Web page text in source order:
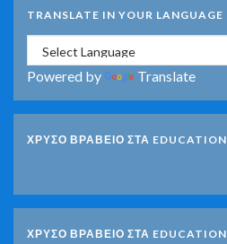
TRANSLATE IN YOUR LANGUAGE
Powered by Translate
ΧΡΥΣΟ ΒΡΑΒΕΙΟ ΣΤΑ EDUCATION
ΧΡΥΣΟ ΒΡΑΒΕΙΟ ΣΤΑ EDUCATION